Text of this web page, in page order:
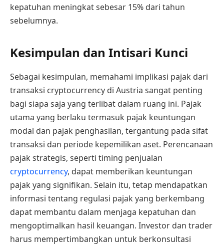
kepatuhan meningkat sebesar 15% dari tahun
sebelumnya.
Kesimpulan dan Intisari Kunci
Sebagai kesimpulan, memahami implikasi pajak dari
transaksi cryptocurrency di Austria sangat penting
bagi siapa saja yang terlibat dalam ruang ini. Pajak
utama yang berlaku termasuk pajak keuntungan
modal dan pajak penghasilan, tergantung pada sifat
transaksi dan periode kepemilikan aset. Perencanaan
pajak strategis, seperti timing penjualan
cryptocurrency, dapat memberikan keuntungan
pajak yang signifikan. Selain itu, tetap mendapatkan
informasi tentang regulasi pajak yang berkembang
dapat membantu dalam menjaga kepatuhan dan
mengoptimalkan hasil keuangan. Investor dan trader
harus mempertimbangkan untuk berkonsultasi